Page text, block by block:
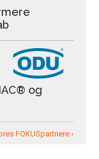
og
FOKUSpartnere ›